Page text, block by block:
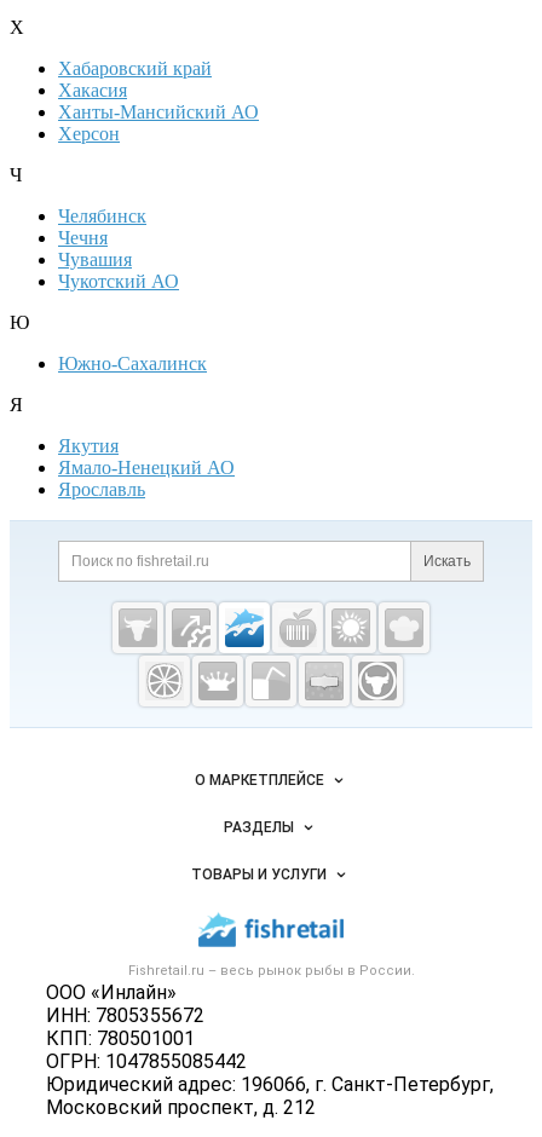
Х
Хабаровский край
Хакасия
Ханты-Мансийский АО
Херсон
Ч
Челябинск
Чечня
Чувашия
Чукотский АО
Ю
Южно-Сахалинск
Я
Якутия
Ямало-Ненецкий АО
Ярославль
Дополнительная информация
Поиск по сайту и
Искать
Cсылки на полезные проекты
Fishretail.ru —
рыба,
морепродукты
Важные разделы и контакты
Fishretail.ru – весь рынок рыбы в России.
ООО «Инлайн»
ИНН: 7805355672
КПП: 780501001
ОГРН: 1047855085442
Юридический адрес: 196066, г. Санкт-Петербург,
Московский проспект, д. 212
Навигация по сайтуО МАРКЕТПЛЕЙСЕ
Новости Fishretail.ru
Размещение рекламы
Публичная оферта
Контактная информация
Политика обработки персональных данных
РАЗДЕЛЫ
Объявления
Новости рынка
Вакансии
Блог
ТОВАРЫ И УСЛУГИ
Икра
Рыбопосадочный материал
Полуфабрикаты
Консервы